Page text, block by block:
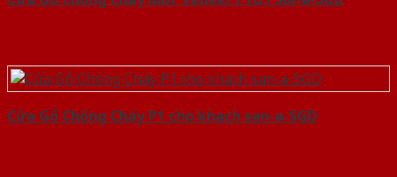
Cửa Gỗ Chống Cháy P1 cho khach san-a-SGD